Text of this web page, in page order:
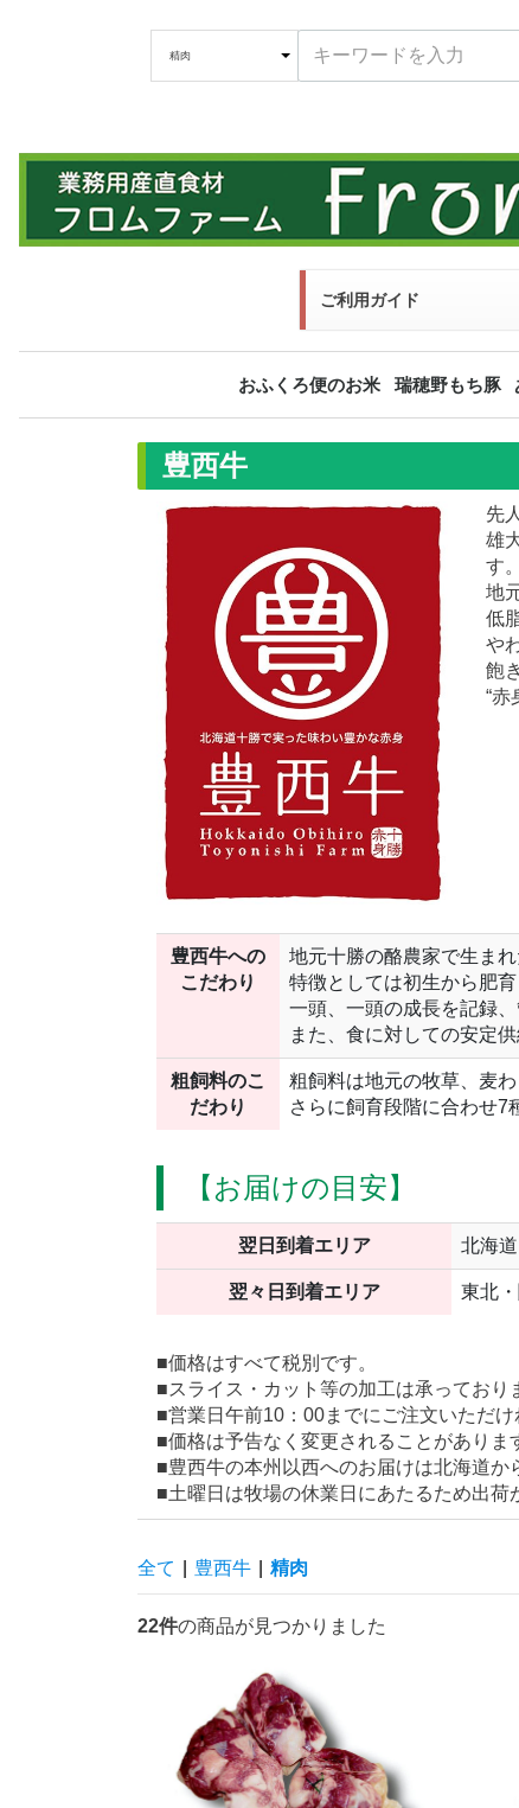
ご利用ガイド
おふくろ便のお米
福島県 産直
宮城県 産直
秋田県 産直
長野県 産直
特選米
瑞穂野もち豚
精肉
ホルモン
加工品
豊西牛
先
雄
す。
地
低
や
飽
“赤
豊西牛への
こだわり
地元十勝の酪農家で生ま
特徴としては初生から肥
一頭、一頭の成長を記録
また、食に対しての安定
粗飼料のこ
だわり
粗飼料は地元の牧草、麦
さらに飼育段階に合わせ7
【お届けの目安】
翌日到着エリア 北海道
翌々日到着エリア 東北
■価格はすべて税別です。
■スライス・カット等の加工は承っており
■営業日午前10：00までにご注文いただけ
■価格は予告なく変更されることがありま
■豊西牛の本州以西へのお届けは北海道か
■土曜日は牧場の休業日にあたるため出荷
全て 豊西牛 精肉
22件の商品が見つかりました